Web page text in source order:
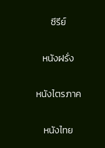
ซีรีย์
หนังฝรั่ง
หนังไตรภาค
หนังไทย